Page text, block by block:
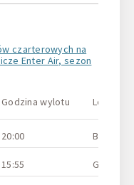
czarterowych na
Enter Air, sezon
Godzina wylotu Lotnisko
20:00 Bodrum,
15:55 Gdańsk,